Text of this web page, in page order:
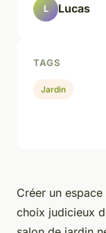
Créer un
choix judicieux
L Lucas
TAGS
Jardin